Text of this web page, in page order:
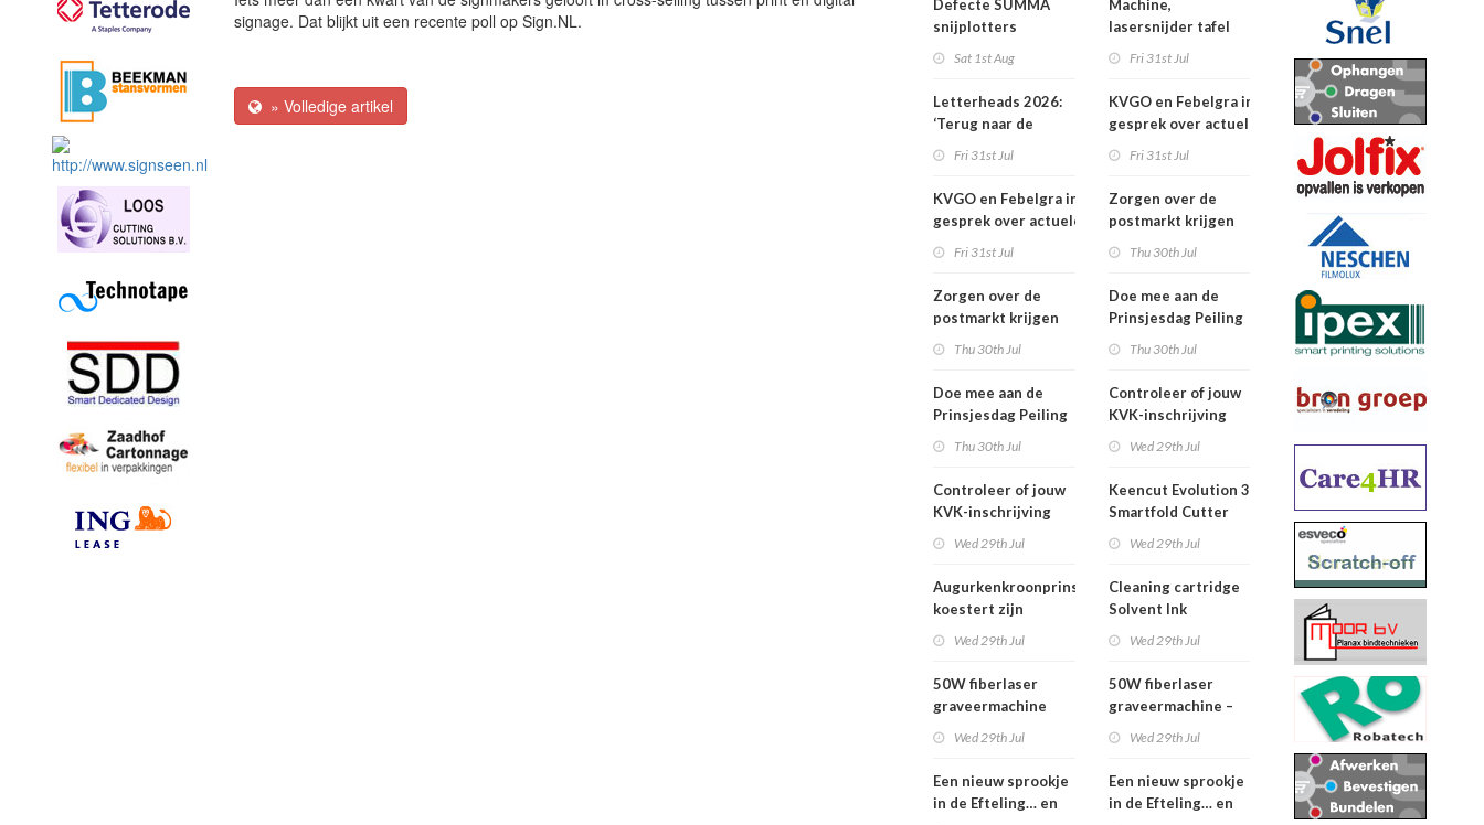
signage. Dat blijkt uit een recente poll op Sign.NL.
» Volledige artikel
Defecte SUMMA
snijplotters
Sat 1st Aug
Letterheads 2026:
‘Terug naar de
Fri 31st Jul
KVGO en Febelgra in
gesprek over actuele
Fri 31st Jul
Zorgen over de
postmarkt krijgen
Thu 30th Jul
Doe mee aan de
Prinsjesdag Peiling
Thu 30th Jul
Controleer of jouw
KVK-inschrijving
Wed 29th Jul
Augurkenkroonprins
koestert zijn
Wed 29th Jul
50W fiberlaser
graveermachine
Wed 29th Jul
Een nieuw sprookje
in de Efteling… en
Machine,
lasersnijder tafel
Fri 31st Jul
KVGO en Febelgra in
gesprek over actuele
Fri 31st Jul
Zorgen over de
postmarkt krijgen
Thu 30th Jul
Doe mee aan de
Prinsjesdag Peiling
Thu 30th Jul
Controleer of jouw
KVK-inschrijving
Wed 29th Jul
Keencut Evolution 3
Smartfold Cutter
Wed 29th Jul
Cleaning cartridge
Solvent Ink
Wed 29th Jul
50W fiberlaser
graveermachine –
Wed 29th Jul
Een nieuw sprookje
in de Efteling… en